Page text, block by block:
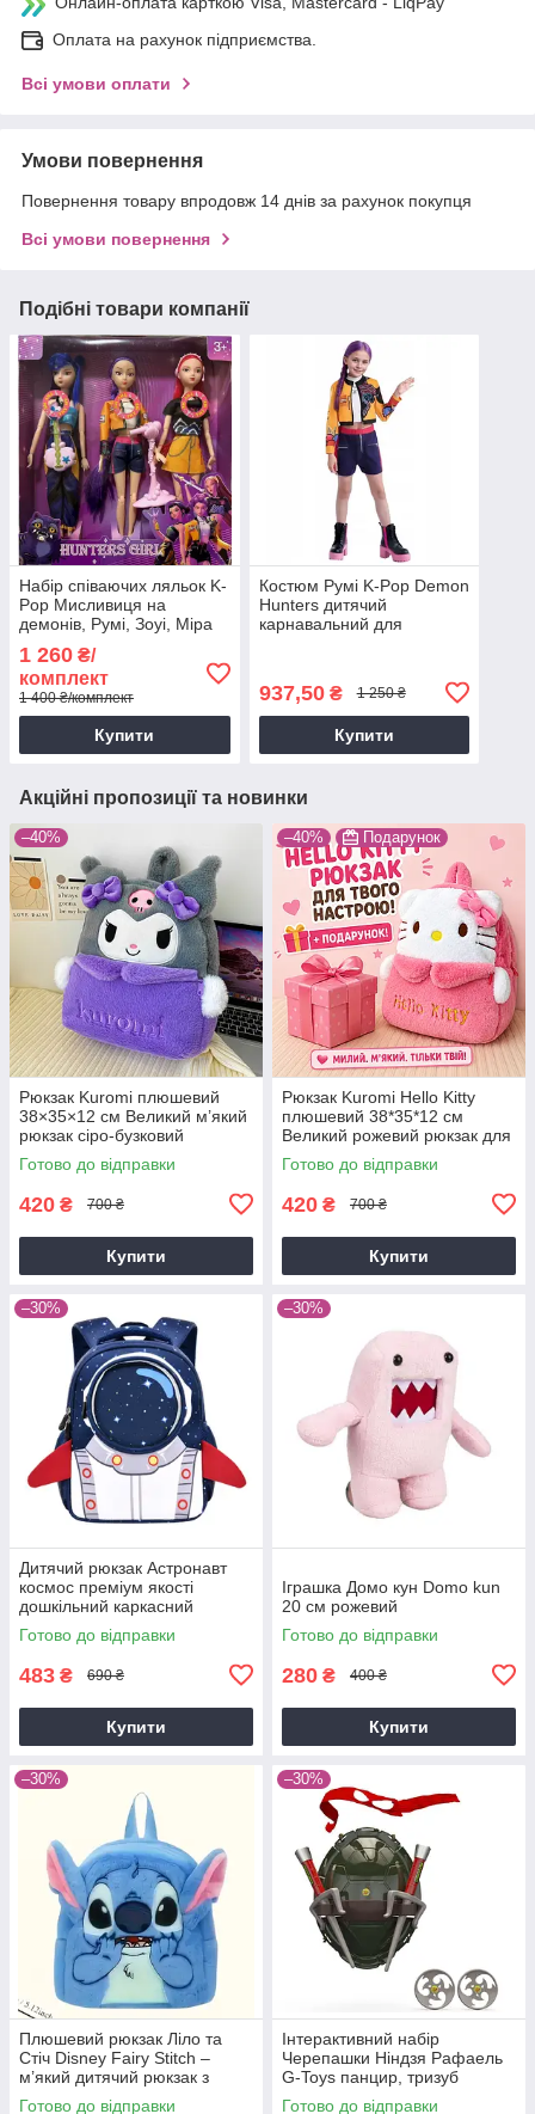
Оплата на рахунок підприємства.
Всі умови оплати
Умови повернення
Повернення товару впродовж 14 днів за рахунок покупця
Всі умови повернення
Подібні товари компанії
Набір співаючих ляльок K-
Pop Мисливиця на
демонів, Румі, Зоуі, Міра
або Zoey музичні
1 260 ₴/
комплект
1 400 ₴/комплект
Купити
Костюм Румі K-Pop Demon
Hunters дитячий
карнавальний для
937,50₴ 1 250 ₴
Купити
Акційні пропозиції та новинки
–40%
Рюкзак Kuromi плюшевий
38×35×12 см Великий м’який
рюкзак сіро-бузковий
Готово до відправки
420 ₴ 700 ₴
Купити
–40% Подарунок
Рюкзак Kuromi Hello Kitty
плюшевий 38*35*12 см
Великий рожевий рюкзак для
фанатів аніме
Готово до відправки
420 ₴ 700 ₴
Купити
–30%
Дитячий рюкзак Астронавт
космос преміум якості
дошкільний каркасний
водовідштовхувальний
Готово до відправки
483 ₴ 690 ₴
Купити
–30%
Іграшка Домо кун Domo kun
20 см рожевий
Готово до відправки
280 ₴ 400 ₴
Купити
–30%
Плюшевий рюкзак Ліло та
Стіч Disney Fairy Stitch –
м’який дитячий рюкзак з
вушками та мордочкою
Готово до відправки
–30%
Інтерактивний набір
Черепашки Ніндзя Рафаель
G-Toys панцир, тризуб
Рафаеля, пов'язка Рафаеля,
Готово до відправки